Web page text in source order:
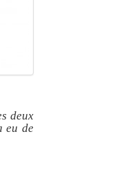
deux
eu de